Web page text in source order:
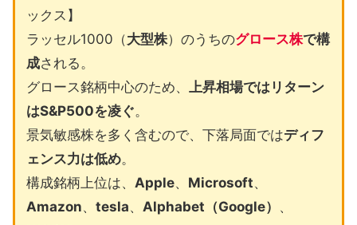
ックス】
ラッセル1000（大型株）のうちのグロース株で構
成される。
グロース銘柄中心のため、
上昇相場ではリターン
はS&P500を凌ぐ。
景気敏感株を多く含むので、下落局面ではディフ
ェンス力は低め。
構成銘柄上位は、 Apple、 Microsoft、
Amazon、 tesla、 Alphabet（Google） 、